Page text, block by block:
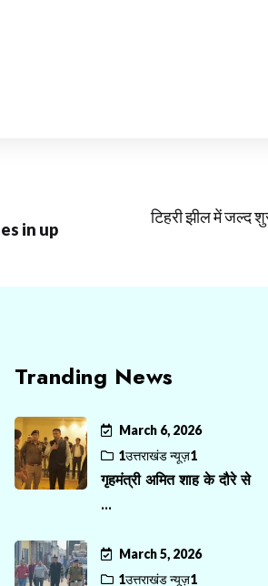
in up
टिहरी झील में जल्द
Tranding News
March 6, 2026
1उत्तराखंड न्यूज़1
गृहमंत्री अमित शाह के दौरे से
...
March 5, 2026
1उत्तराखंड न्यूज़1